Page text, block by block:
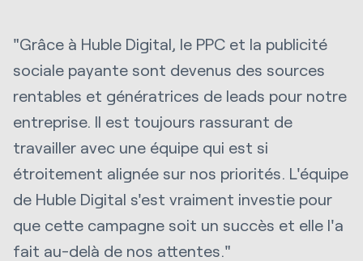
"Grâce à Huble Digital, le PPC et la publicité
sociale payante sont devenus des sources
rentables et génératrices de leads pour notre
entreprise. Il est toujours rassurant de
travailler avec une équipe qui est si
étroitement alignée sur nos priorités. L'équipe
de Huble Digital s'est vraiment investie pour
que cette campagne soit un succès et elle l'a
fait au-delà de nos attentes."